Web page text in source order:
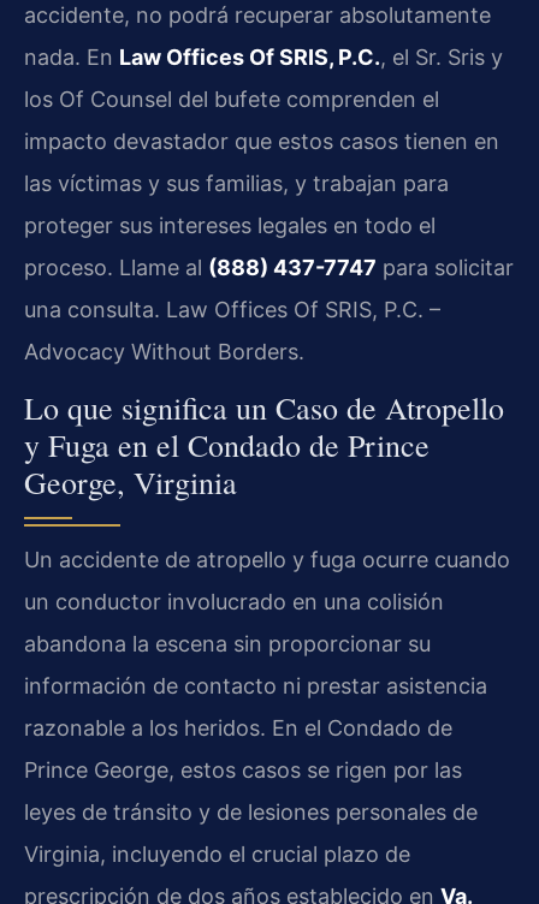
accidente, no podrá recuperar absolutamente
nada. En Law Offices Of SRIS, P.C., el Sr. Sris y
los Of Counsel del bufete comprenden el
impacto devastador que estos casos tienen en
las víctimas y sus familias, y trabajan para
proteger sus intereses legales en todo el
proceso. Llame al (888) 437-7747 para solicitar
una consulta. Law Offices Of SRIS, P.C. –
Advocacy Without Borders.
Lo que significa un Caso de Atropello
y Fuga en el Condado de Prince
George, Virginia
Un accidente de atropello y fuga ocurre cuando
un conductor involucrado en una colisión
abandona la escena sin proporcionar su
información de contacto ni prestar asistencia
razonable a los heridos. En el Condado de
Prince George, estos casos se rigen por las
leyes de tránsito y de lesiones personales de
Virginia, incluyendo el crucial plazo de
prescripción de dos años establecido en Va.